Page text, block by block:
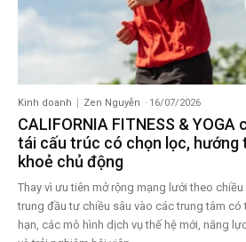
Kinh doanh Zen Nguyễn - 16/07/2026
CALIFORNIA FITNESS &
tái cấu trúc có chọn lọc, hướng
khoẻ chủ động
Thay vì ưu tiên mở rộng mạng lưới theo
trung đầu tư chiều sâu vào các trung tâm có
hạn, các mô hình dịch vụ thế hệ mới, năng